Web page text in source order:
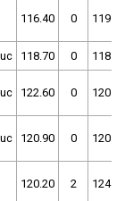
116.40 0 119.00
118.70 0 118.30
122.60 0 120.30
120.90 0 120.20
120.20 2 124.20